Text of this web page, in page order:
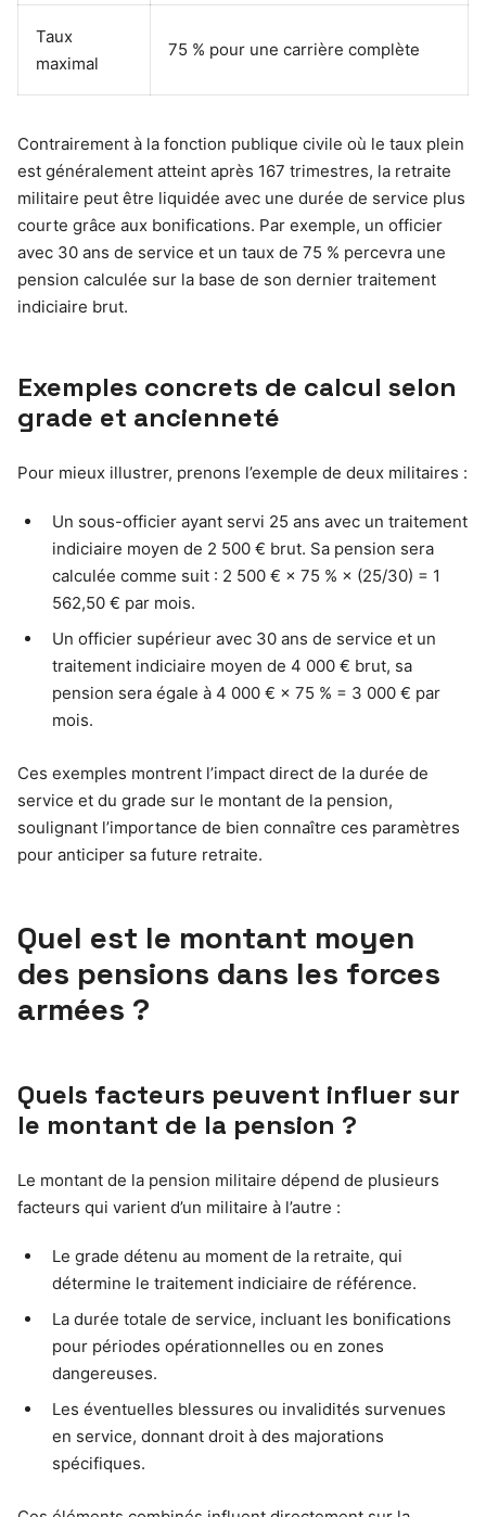
Taux
maximal
75 % pour une carrière complète
Contrairement à la fonction publique civile où le taux plein
est généralement atteint après 167 trimestres, la retraite
militaire peut être liquidée avec une durée de service plus
courte grâce aux bonifications. Par exemple, un officier
avec 30 ans de service et un taux de 75 % percevra une
pension calculée sur la base de son dernier traitement
indiciaire brut.
Exemples concrets de calcul selon
grade et ancienneté
Pour mieux illustrer, prenons l’exemple de deux militaires :
Un sous-officier ayant servi 25 ans avec un traitement
indiciaire moyen de 2 500 € brut. Sa pension sera
calculée comme suit : 2 500 € × 75 % × (25/30) = 1
562,50 € par mois.
Un officier supérieur avec 30 ans de service et un
traitement indiciaire moyen de 4 000 € brut, sa
pension sera égale à 4 000 € × 75 % = 3 000 € par
mois.
Ces exemples montrent l’impact direct de la durée de
service et du grade sur le montant de la pension,
soulignant l’importance de bien connaître ces paramètres
pour anticiper sa future retraite.
Quel est le montant moyen
des pensions dans les forces
armées ?
Quels facteurs peuvent influer sur
le montant de la pension ?
Le montant de la pension militaire dépend de plusieurs
facteurs qui varient d’un militaire à l’autre :
Le grade détenu au moment de la retraite, qui
détermine le traitement indiciaire de référence.
La durée totale de service, incluant les bonifications
pour périodes opérationnelles ou en zones
dangereuses.
Les éventuelles blessures ou invalidités survenues
en service, donnant droit à des majorations
spécifiques.